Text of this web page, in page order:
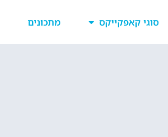
סוגי קאפקייקס מתכונים